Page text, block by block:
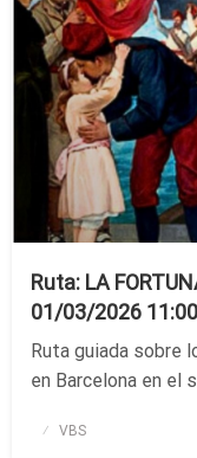
Ruta: LA
01/03/2026
Ruta guiada sobre
en Barcelona en el
Publicado
VBS